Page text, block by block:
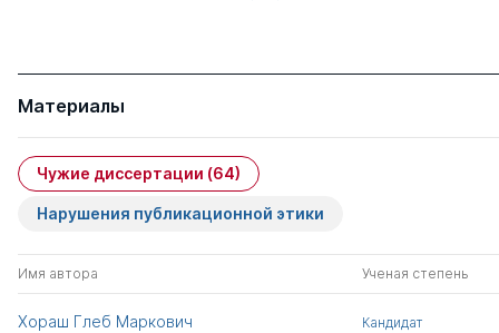
Материалы
Чужие диссертации (64)
Нарушения публикационной этики
Имя автора Ученая степень
Хораш Глеб Маркович
Кандидат